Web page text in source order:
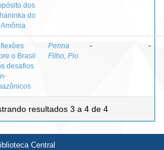
dos
do
o Brasil
desafios
Penna
Filho, Pio
- -
resultados 3 a 4 de 4
Central